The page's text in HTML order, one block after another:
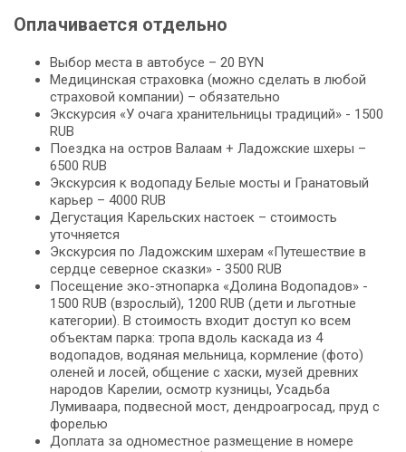
Оплачивается отдельно
Выбор места в автобусе – 20 BYN
Медицинская страховка (можно сделать в любой
страховой компании) – обязательно
Экскурсия «У очага хранительницы традиций» - 1500
RUB
Поездка на остров Валаам + Ладожские шхеры –
6500 RUB
Экскурсия к водопаду Белые мосты и Гранатовый
карьер – 4000 RUB
Дегустация Карельских настоек – стоимость
уточняется
Экскурсия по Ладожским шхерам «Путешествие в
сердце северное сказки» - 3500 RUB
Посещение эко-этнопарка «Долина Водопадов» -
1500 RUB (взрослый), 1200 RUB (дети и льготные
категории). В стоимость входит доступ ко всем
объектам парка: тропа вдоль каскада из 4
водопадов, водяная мельница, кормление (фото)
оленей и лосей, общение с хаски, музей древних
народов Карелии, осмотр кузницы, Усадьба
Лумиваара, подвесной мост, дендроагросад, пруд с
форелью
Доплата за одноместное размещение в номере